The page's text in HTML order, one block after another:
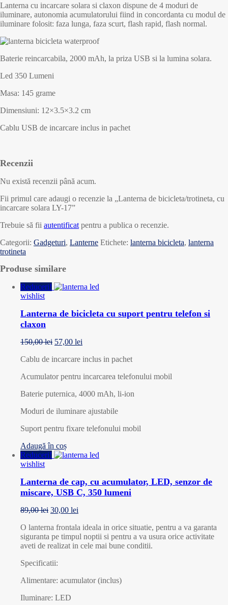
Lanterna cu incarcare solara si claxon dispune de 4 moduri de
iluminare, autonomia acumulatorului fiind in concordanta cu modul de
iluminare folosit: faza lunga, faza scurt, flash rapid, flash normal.
Baterie reincarcabila, 2000 mAh, la priza USB si la lumina solara.
Led 350 Lumeni
Masa: 145 grame
Dimensiuni: 12×3.5×3.2 cm
Cablu USB de incarcare inclus in pachet
Recenzii
Nu există recenzii până acum.
Fii primul care adaugi o recenzie la „Lanterna de bicicleta/trotineta, cu
incarcare solara LY-17”
Trebuie să fii autentificat pentru a publica o recenzie.
Categorii: Gadgeturi, Lanterne Etichete: lanterna bicicleta, lanterna
trotineta
Produse similare
Reduceri!
wishlist
Lanterna de bicicleta cu suport pentru telefon si
claxon
150,00lei 57,00 lei
Cablu de incarcare inclus in pachet
Acumulator pentru incarcarea telefonului mobil
Baterie puternica, 4000 mAh, li-ion
Moduri de iluminare ajustabile
Suport pentru fixare telefonului mobil
Adaugă în coș
Reduceri!
wishlist
Lanterna de cap, cu acumulator, LED, senzor de
miscare, USB C, 350 lumeni
89,00lei 30,00 lei
O lanterna frontala ideala in orice situatie, pentru a va garanta
siguranta pe timpul noptii si pentru a va usura orice activitate
aveti de realizat in cele mai bune conditii.
Specificatii:
Alimentare: acumulator (inclus)
Iluminare: LED